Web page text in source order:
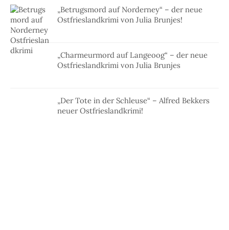
„Betrugsmord auf Norderney“ – der neue
Ostfrieslandkrimi von Julia Brunjes!
„Charmeurmord auf Langeoog“ – der neue
Ostfrieslandkrimi von Julia Brunjes
„Der Tote in der Schleuse“ – Alfred Bekkers
neuer Ostfrieslandkrimi!